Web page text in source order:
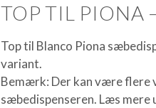
TOP TIL PIONA
Top til Blanco Piona
variant.
Bemærk: Der kan være flere
sæbedispenseren. Læs mere